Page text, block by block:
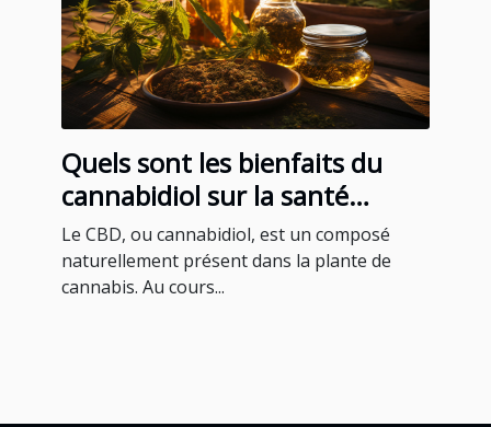
Quels sont les bienfaits du
cannabidiol sur la santé
humaine ?
Le CBD, ou cannabidiol, est un composé
naturellement présent dans la plante de
cannabis. Au cours...